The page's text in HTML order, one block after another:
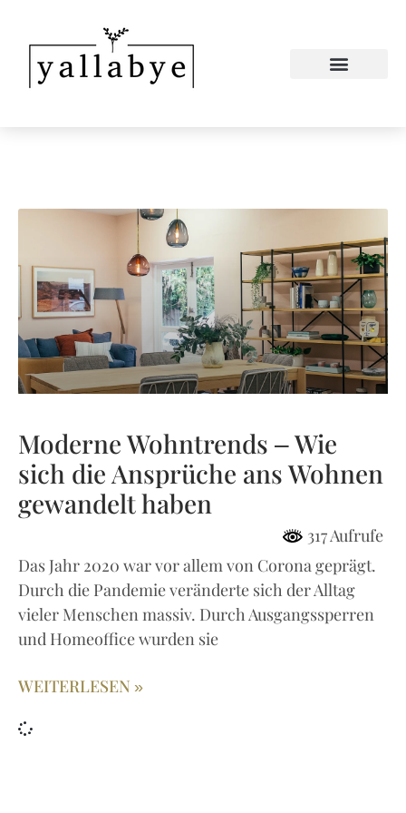
Moderne Wohntrends – Wie
sich die Ansprüche ans Wohnen
gewandelt haben
317 Aufrufe
Das Jahr 2020 war vor allem von Corona geprägt.
Durch die Pandemie veränderte sich der Alltag
vieler Menschen massiv. Durch Ausgangssperren
und Homeoffice wurden sie
WEITERLESEN »